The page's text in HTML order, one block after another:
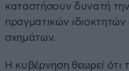
καταστήσουν δυνατή
πραγματικών
σχημάτων.
Η κυβέρνηση θεωρεί